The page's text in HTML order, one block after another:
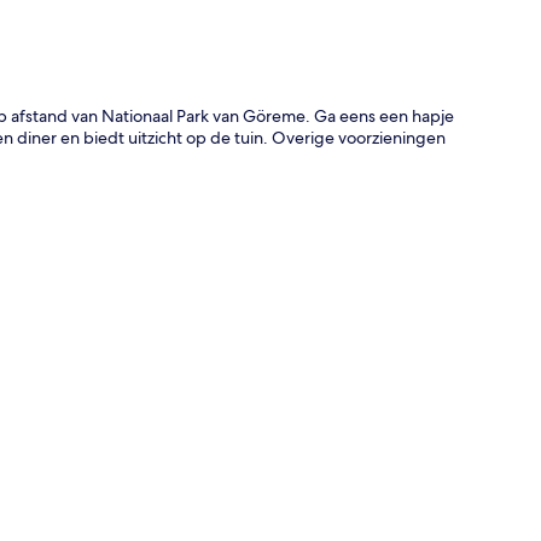
van Nationaal Park van Göreme. Ga eens een hapje
diner en biedt uitzicht op de tuin. Overige voorzieningen